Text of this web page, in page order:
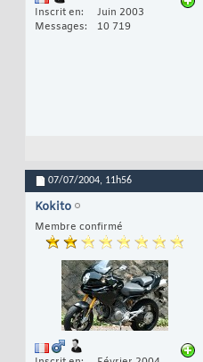
Inscrit en
Juin 2003
Messages
10 719
07/07/2004, 11h56
Kokito
Membre confirmé